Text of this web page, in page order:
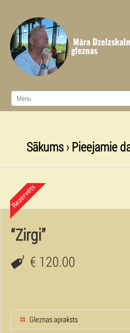
Māra
gleznas
Sākums› Pieejamie
“Zirgi”
€ 120.00
Gleznas apraksts